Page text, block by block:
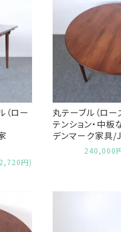
ロー
円)
丸テーブル（ロー
テンション・中
デンマーク家具
240,000